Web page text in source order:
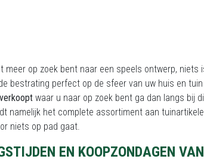
op zoek bent naar een speels ontwerp, niets
bestrating perfect op de sfeer van uw huis en
waar u naar op zoek bent ga dan langs bij
namelijk het complete assortiment aan
niets op pad gaat.
EN KOOPZONDAGEN